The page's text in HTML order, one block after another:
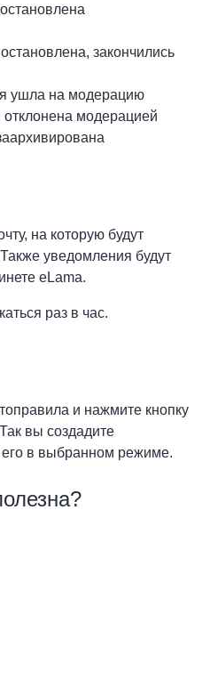
закончились
ушла на модерацию
модерацией
на которую будут
уведомления будут
eLama.
раз в час.
и нажмите кнопку
вы создадите
его в выбранном режиме.